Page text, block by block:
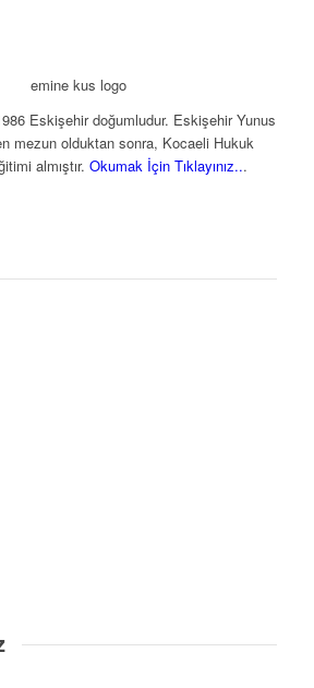
Eskişehir doğumludur. Eskişehir Yunus
mezun olduktan sonra, Kocaeli Hukuk
almıştır. Okumak İçin Tıklayınız...